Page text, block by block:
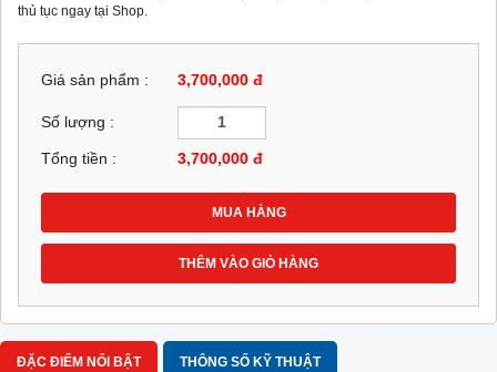
thủ tục ngay tại Shop.
Giá sản phẩm : 3,700,000 đ
Số lượng :
Tổng tiền : 3,700,000 đ
MUA HÀNG
THÊM VÀO GIỎ HÀNG
ĐẶC ĐIỂM NỔI BẬT THÔNG SỐ KỸ THUẬT